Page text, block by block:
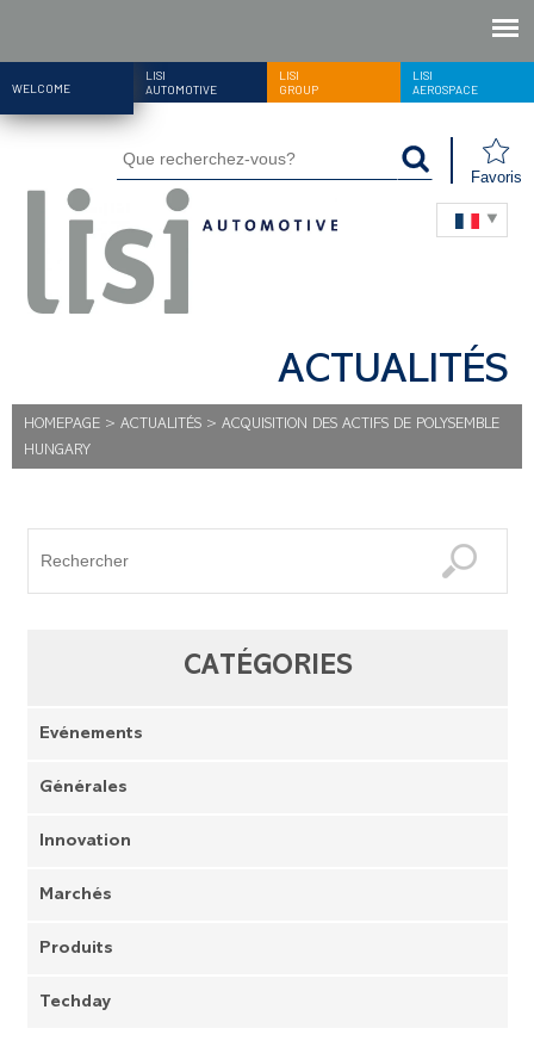
WELCOME
LISI
AUTOMOTIVE
LISI
GROUP
LISI
AEROSPACE
Favoris
ACTUALITÉS
HOMEPAGE > ACTUALITÉS > ACQUISITION DES ACTIFS DE POLYSEMBLE
HUNGARY
CATÉGORIES
Evénements
Générales
Innovation
Marchés
Produits
Techday